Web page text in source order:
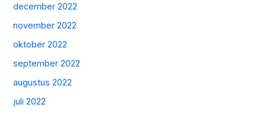
december 2022
november 2022
oktober 2022
september 2022
augustus 2022
juli 2022